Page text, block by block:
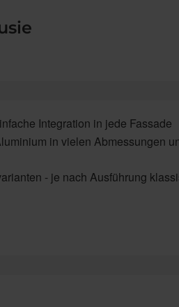
Integration in jede Fassade
in vielen Abmessungen
- je nach Ausführung